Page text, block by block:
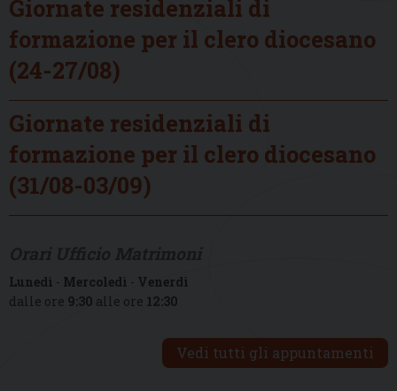
Giornate residenziali di
formazione per il clero diocesano
(24-27/08)
Giornate residenziali di
formazione per il clero diocesano
(31/08-03/09)
Lunedì - Mercoledì - Venerdì
dalle ore 9:30 alle ore 12:30
Vedi tutti gli appuntamenti